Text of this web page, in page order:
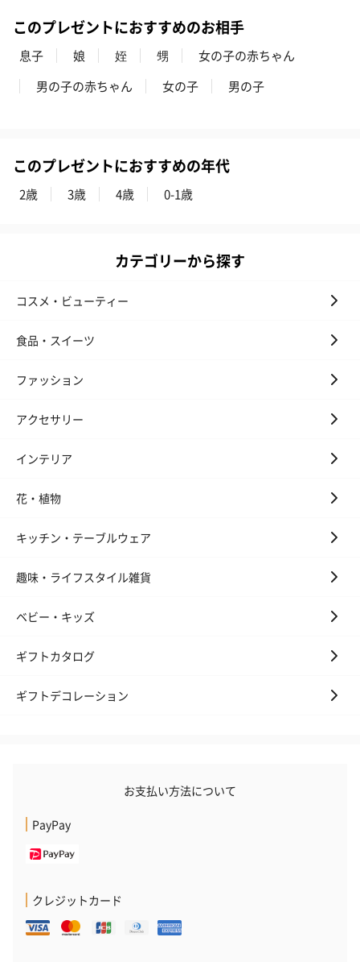
スイーツ
スイーツを同梱してお届けいたします。ギフトへの＋αにおすすめ
ゼリーバウム カット
円）
麦わらパンダバウム
り〜 3号（
スキンケアグッズを同梱してお届けします。
ハンドクリーム3本セッ
（1,100円）
レープフルーツ）
シャワージェ
ッシュローズ
リラックスグッズ
（ブルー）（748円）
このプレゼントにおすすめのお相手
息子 娘 姪 甥
女の子の赤ちゃん
男の子の赤ちゃん
女の子 男の子
このプレゼントにおすすめの年代
2歳 3歳 4歳 0-1歳
カテゴリーから探す
コスメ・ビューティー
食品・スイーツ
ファッション
アクセサリー
インテリア
花・植物
キッチン・テーブルウェア
趣味・ライフスタイル雑貨
ベビー・キッズ
ギフトカタログ
ギフトデコレーション
お支払い方法について
PayPay
クレジットカード